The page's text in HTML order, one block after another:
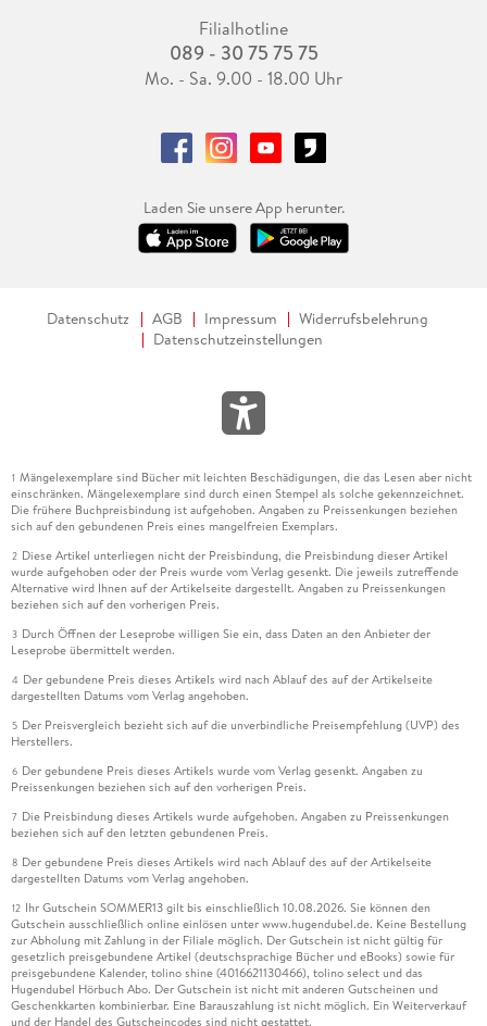
Filialhotline
089 - 30 75 75 75
Mo. - Sa. 9.00 - 18.00 Uhr
Laden Sie unsere App herunter.
Datenschutz AGB Impressum
Widerrufsbelehrung
Datenschutzeinstellungen
1 Mängelexemplare sind Bücher mit leichten Beschädigungen, die das Lesen aber nicht
einschränken. Mängelexemplare sind durch einen Stempel als solche gekennzeichnet.
Die frühere Buchpreisbindung ist aufgehoben. Angaben zu Preissenkungen beziehen
sich auf den gebundenen Preis eines mangelfreien Exemplars.
2 Diese Artikel unterliegen nicht der Preisbindung, die Preisbindung dieser Artikel
wurde aufgehoben oder der Preis wurde vom Verlag gesenkt. Die jeweils zutreffende
Alternative wird Ihnen auf der Artikelseite dargestellt. Angaben zu Preissenkungen
beziehen sich auf den vorherigen Preis.
3 Durch Öffnen der Leseprobe willigen Sie ein, dass Daten an den Anbieter der
Leseprobe übermittelt werden.
4 Der gebundene Preis dieses Artikels wird nach Ablauf des auf der Artikelseite
dargestellten Datums vom Verlag angehoben.
5 Der Preisvergleich bezieht sich auf die unverbindliche Preisempfehlung (UVP) des
Herstellers.
6 Der gebundene Preis dieses Artikels wurde vom Verlag gesenkt. Angaben zu
Preissenkungen beziehen sich auf den vorherigen Preis.
7 Die Preisbindung dieses Artikels wurde aufgehoben. Angaben zu Preissenkungen
beziehen sich auf den letzten gebundenen Preis.
8 Der gebundene Preis dieses Artikels wird nach Ablauf des auf der Artikelseite
dargestellten Datums vom Verlag angehoben.
12 Ihr Gutschein SOMMER13 gilt bis einschließlich 10.08.2026. Sie können den
Gutschein ausschließlich online einlösen unter www.hugendubel.de. Keine Bestellung
zur Abholung mit Zahlung in der Filiale möglich. Der Gutschein ist nicht gültig für
gesetzlich preisgebundene Artikel (deutschsprachige Bücher und eBooks) sowie für
preisgebundene Kalender, tolino shine (4016621130466), tolino select und das
Hugendubel Hörbuch Abo. Der Gutschein ist nicht mit anderen Gutscheinen und
Geschenkkarten kombinierbar. Eine Barauszahlung ist nicht möglich. Ein Weiterverkauf
und der Handel des Gutscheincodes sind nicht gestattet.